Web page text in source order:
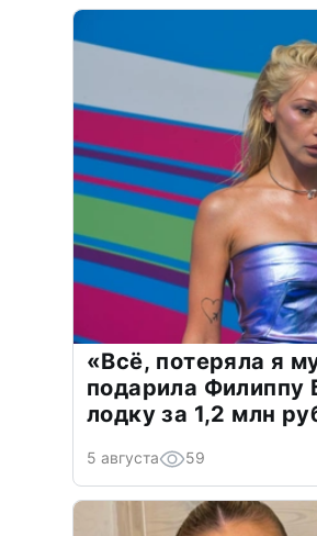
«Всё, потеряла я
подарила Филиппу
лодку за 1,2 млн
5 августа 59